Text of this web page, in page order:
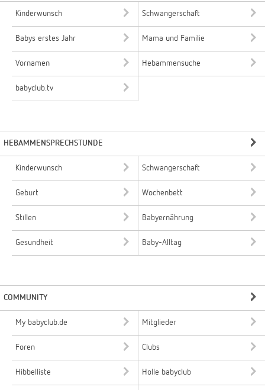
Kinderwunsch Schwangerschaft
Babys erstes Jahr Mama und Familie
Vornamen Hebammensuche
babyclub.tv
HEBAMMENSPRECHSTUNDE
Kinderwunsch Schwangerschaft
Geburt Wochenbett
Stillen Babyernährung
Gesundheit Baby-Alltag
COMMUNITY
My babyclub.de Mitglieder
Foren Clubs
Hibbelliste Holle babyclub